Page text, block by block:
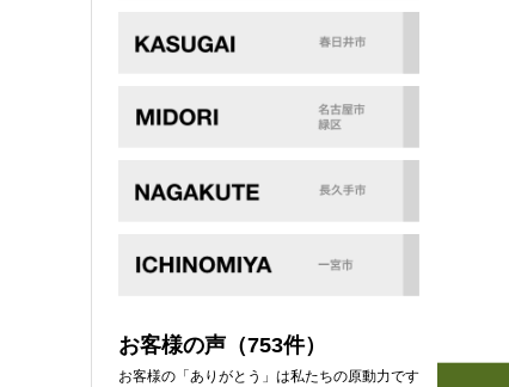
お客様の声 （753件）
お客様の「ありがとう」は私たちの原動力です